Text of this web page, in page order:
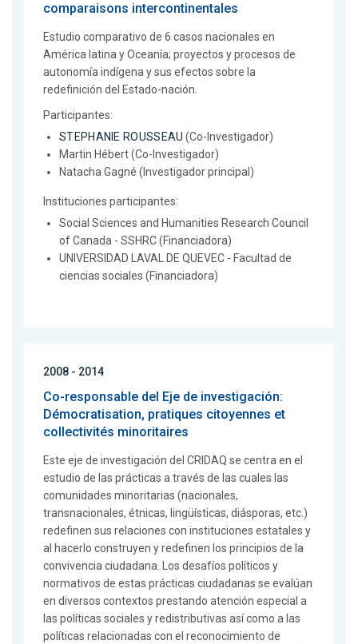
comparaisons intercontinentales
Estudio comparativo de 6 casos nacionales en
América latina y Oceanía; proyectos y procesos de
autonomía indígena y sus efectos sobre la
redefinición del Estado-nación.
Participantes:
STEPHANIE ROUSSEAU (Co-Investigador)
Martin Hébert (Co-Investigador)
Natacha Gagné (Investigador principal)
Instituciones participantes:
Social Sciences and Humanities Research Council
of Canada - SSHRC (Financiadora)
UNIVERSIDAD LAVAL DE QUEVEC - Facultad de
ciencias sociales (Financiadora)
2008 - 2014
Co-responsable del Eje de investigación:
Démocratisation, pratiques citoyennes et
collectivités minoritaires
Este eje de investigación del CRIDAQ se centra en el
estudio de las prácticas a través de las cuales las
comunidades minoritarias (nacionales,
transnacionales, étnicas, lingüísticas, diásporas, etc.)
redefinen sus relaciones con instituciones estatales y
al hacerlo construyen y redefinen los principios de la
convivencia ciudadana. Los desafíos políticos y
normativos de estas prácticas ciudadanas se evalúan
en diversos contextos prestando atención especial a
las políticas sociales y redistributivas así como a las
políticas relacionadas con el reconocimiento de